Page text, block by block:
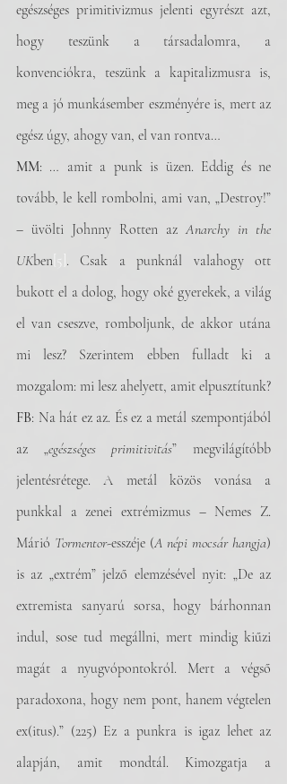
egészséges primitivizmus jelenti egyrészt azt,
hogy teszünk a társadalomra, a
konvenciókra, teszünk a kapitalizmusra is,
meg a jó munkásember eszményére is, mert az
egész úgy, ahogy van, el van rontva…
MM: … amit a punk is üzen. Eddig és ne
tovább, le kell rombolni, ami van, „Destroy!”
– üvölti Johnny Rotten az Anarchy in the
UKben [5] . Csak a punknál valahogy ott
bukott el a dolog, hogy oké gyerekek, a világ
el van cseszve, romboljunk, de akkor utána
mi lesz? Szerintem ebben fulladt ki a
mozgalom: mi lesz ahelyett, amit elpusztítunk?
FB: Na hát ez az. És ez a metál szempontjából
az „egészséges primitivitás” megvilágítóbb
jelentésrétege. A metál közös vonása a
punkkal a zenei extrémizmus – Nemes Z.
Márió Tormentor-esszéje (A népi mocsár hangja)
is az „extrém” jelző elemzésével nyit: „De az
extremista sanyarú sorsa, hogy bárhonnan
indul, sose tud megállni, mert mindig kiűzi
magát a nyugvópontokról. Mert a végső
paradoxona, hogy nem pont, hanem végtelen
ex(itus).” (225) Ez a punkra is igaz lehet az
alapján, amit mondtál. Kimozgatja a